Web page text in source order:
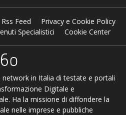
Rss Feed
Privacy e Cookie Policy
Specialistici
Cookie Center
in Italia di testate e portali
Digitale e
Ha la missione di diffondere la
nelle imprese e pubbliche